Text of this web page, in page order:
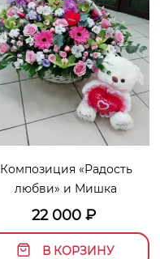
Композиция «Радость
любви» и Мишка
22 000 ₽
В КОРЗИНУ